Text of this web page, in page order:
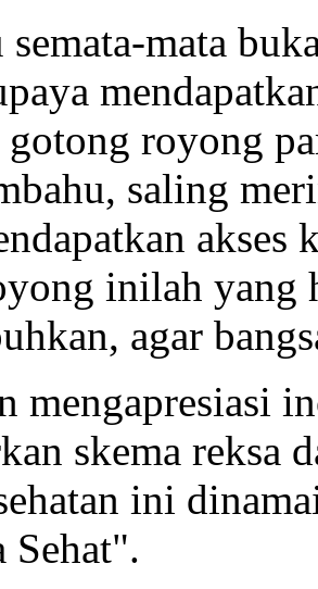
mata
royong
saling
inilah yang
agar
mengapresiasi
skema reksa
ini
Sehat".